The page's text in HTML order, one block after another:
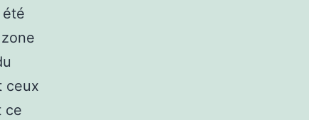
ceux
ce